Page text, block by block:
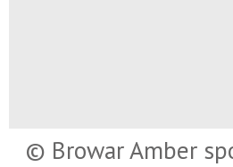
© Browar Amber